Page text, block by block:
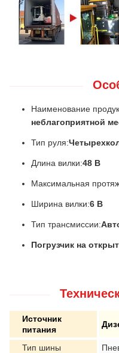
Наименование
неблагоприятной
Тип руля:
Длина вилки:48 В
Максимальная
Ширина вилки:6 В
Тип трансмиссии:
Погрузчик на
Источник
питания
Тип шины